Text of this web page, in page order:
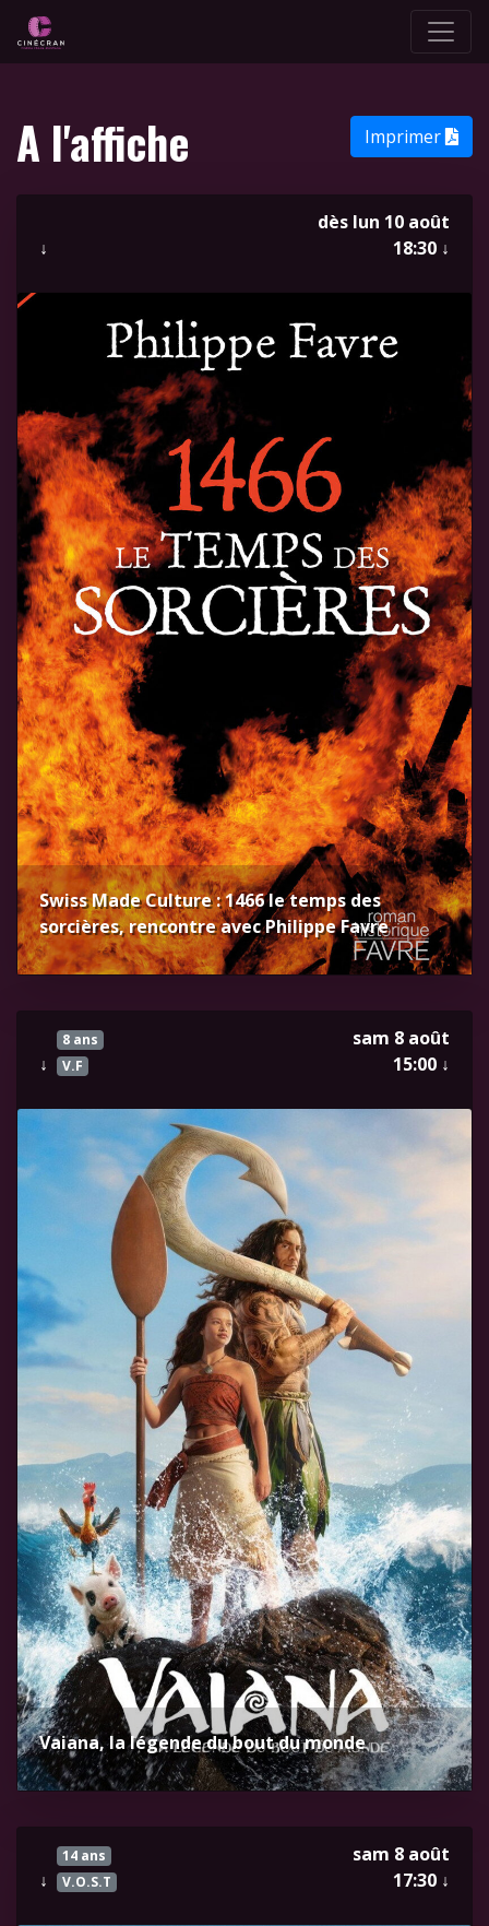
Imprimer
A l'affiche
↓
dès lun 10 août
18:30 ↓
Swiss Made Culture : 1466 le temps des
sorcières, rencontre avec Philippe Favre
↓
8 ans
V.F
sam 8 août
15:00 ↓
Vaiana, la légende du bout du monde
↓
14 ans
V.O.S.T
sam 8 août
17:30 ↓